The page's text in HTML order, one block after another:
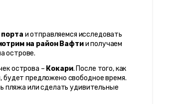
и отправляемся исследовать
на район Вафти и получаем
острове.
острова – Кокари. После того, как
будет предложено свободное время.
пляжа или сделать удивительные